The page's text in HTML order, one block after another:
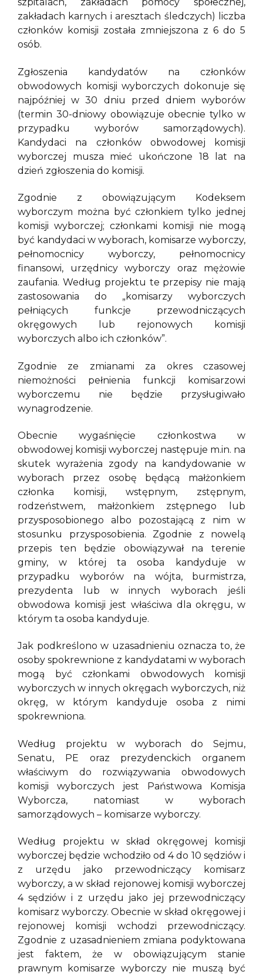
szpitalach, zakładach pomocy społecznej,
zakładach karnych i aresztach śledczych) liczba
członków komisji została zmniejszona z 6 do 5
osób.
Zgłoszenia kandydatów na członków
obwodowych komisji wyborczych dokonuje się
najpóźniej w 30 dniu przed dniem wyborów
(termin 30-dniowy obowiązuje obecnie tylko w
przypadku wyborów samorządowych).
Kandydaci na członków obwodowej komisji
wyborczej musza mieć ukończone 18 lat na
dzień zgłoszenia do komisji.
Zgodnie z obowiązującym Kodeksem
wyborczym można być członkiem tylko jednej
komisji wyborczej; członkami komisji nie mogą
być kandydaci w wyborach, komisarze wyborczy,
pełnomocnicy wyborczy, pełnomocnicy
finansowi, urzędnicy wyborczy oraz mężowie
zaufania. Według projektu te przepisy nie mają
zastosowania do „komisarzy wyborczych
pełniących funkcje przewodniczących
okręgowych lub rejonowych komisji
wyborczych albo ich członków”.
Zgodnie ze zmianami za okres czasowej
niemożności pełnienia funkcji komisarzowi
wyborczemu nie będzie przysługiwało
wynagrodzenie.
Obecnie wygaśnięcie członkostwa w
obwodowej komisji wyborczej następuje m.in. na
skutek wyrażenia zgody na kandydowanie w
wyborach przez osobę będącą małżonkiem
członka komisji, wstępnym, zstępnym,
rodzeństwem, małżonkiem zstępnego lub
przysposobionego albo pozostającą z nim w
stosunku przysposobienia. Zgodnie z nowelą
przepis ten będzie obowiązywał na terenie
gminy, w której ta osoba kandyduje w
przypadku wyborów na wójta, burmistrza,
prezydenta lub w innych wyborach jeśli
obwodowa komisji jest właściwa dla okręgu, w
którym ta osoba kandyduje.
Jak podkreślono w uzasadnieniu oznacza to, że
osoby spokrewnione z kandydatami w wyborach
mogą być członkami obwodowych komisji
wyborczych w innych okręgach wyborczych, niż
okręg, w którym kandyduje osoba z nimi
spokrewniona.
Według projektu w wyborach do Sejmu,
Senatu, PE oraz prezydenckich organem
właściwym do rozwiązywania obwodowych
komisji wyborczych jest Państwowa Komisja
Wyborcza, natomiast w wyborach
samorządowych – komisarze wyborczy.
Według projektu w skład okręgowej komisji
wyborczej będzie wchodziło od 4 do 10 sędziów i
z urzędu jako przewodniczący komisarz
wyborczy, a w skład rejonowej komisji wyborczej
4 sędziów i z urzędu jako jej przewodniczący
komisarz wyborczy. Obecnie w skład okręgowej i
rejonowej komisji wchodzi przewodniczący.
Zgodnie z uzasadnieniem zmiana podyktowana
jest faktem, że w obowiązującym stanie
prawnym komisarze wyborczy nie muszą być